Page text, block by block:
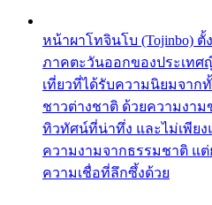
หน้าผาโทจินโบ (Tojinbo) ตั้
ภาคตะวันออกของประเท
เที่ยวที่ได้รับความนิยมจาก
ชาวต่างชาติ ด้วยความงา
ทิวทัศน์ที่น่าทึ่ง และไม่เพีย
ความงามจากธรรมชาติ แ
ความเชื่อที่ลึกซึ้งด้วย